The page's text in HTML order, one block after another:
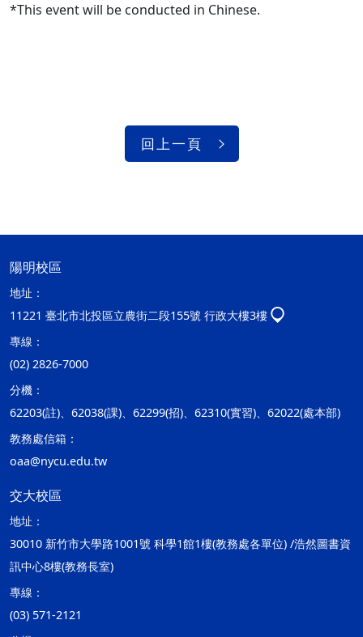
*This event will be conducted in Chinese.
回上一頁
陽明校區
地址：
11221 臺北市北投區立農街二段155號 行政大樓3樓
專線：
(02) 2826-7000
分機：
62203(註)、62038(課)、62299(招)、62310(實習)、62022(處本部)
教務處信箱：
oaa@nycu.edu.tw
交大校區
地址：
30010 新竹市大學路1001號 科學1館1樓(教務處各單位) /浩然圖書資
訊中心8樓(教務長室)
專線：
(03) 571-2121